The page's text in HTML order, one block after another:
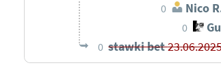
0 Nico
0
0 stawki bet